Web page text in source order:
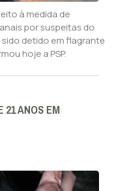
à medida de
por suspeitas do
detido em flagrante
hoje a PSP.
ANOS EM